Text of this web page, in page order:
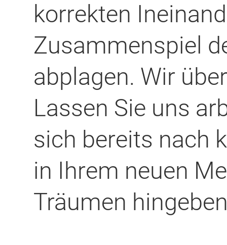
korrekten
Zusammenspiel
abplagen. Wir
Lassen Sie uns
sich bereits nach
in Ihrem neuen
Träumen